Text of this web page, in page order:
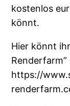
kostenlos
könnt.
Hier könnt
https://